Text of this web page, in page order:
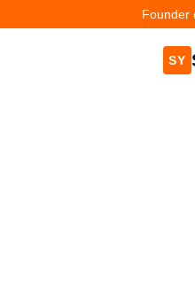
Founder
SY